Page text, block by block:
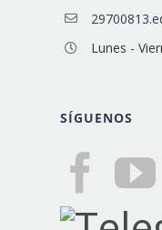
Lunes -
SÍGUENOS